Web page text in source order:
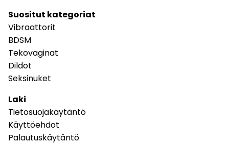
Suositut kategoriat
Vibraattorit
BDSM
Tekovaginat
Dildot
Seksinuket
Laki
Tietosuojakäytäntö
Käyttöehdot
Palautuskäytäntö